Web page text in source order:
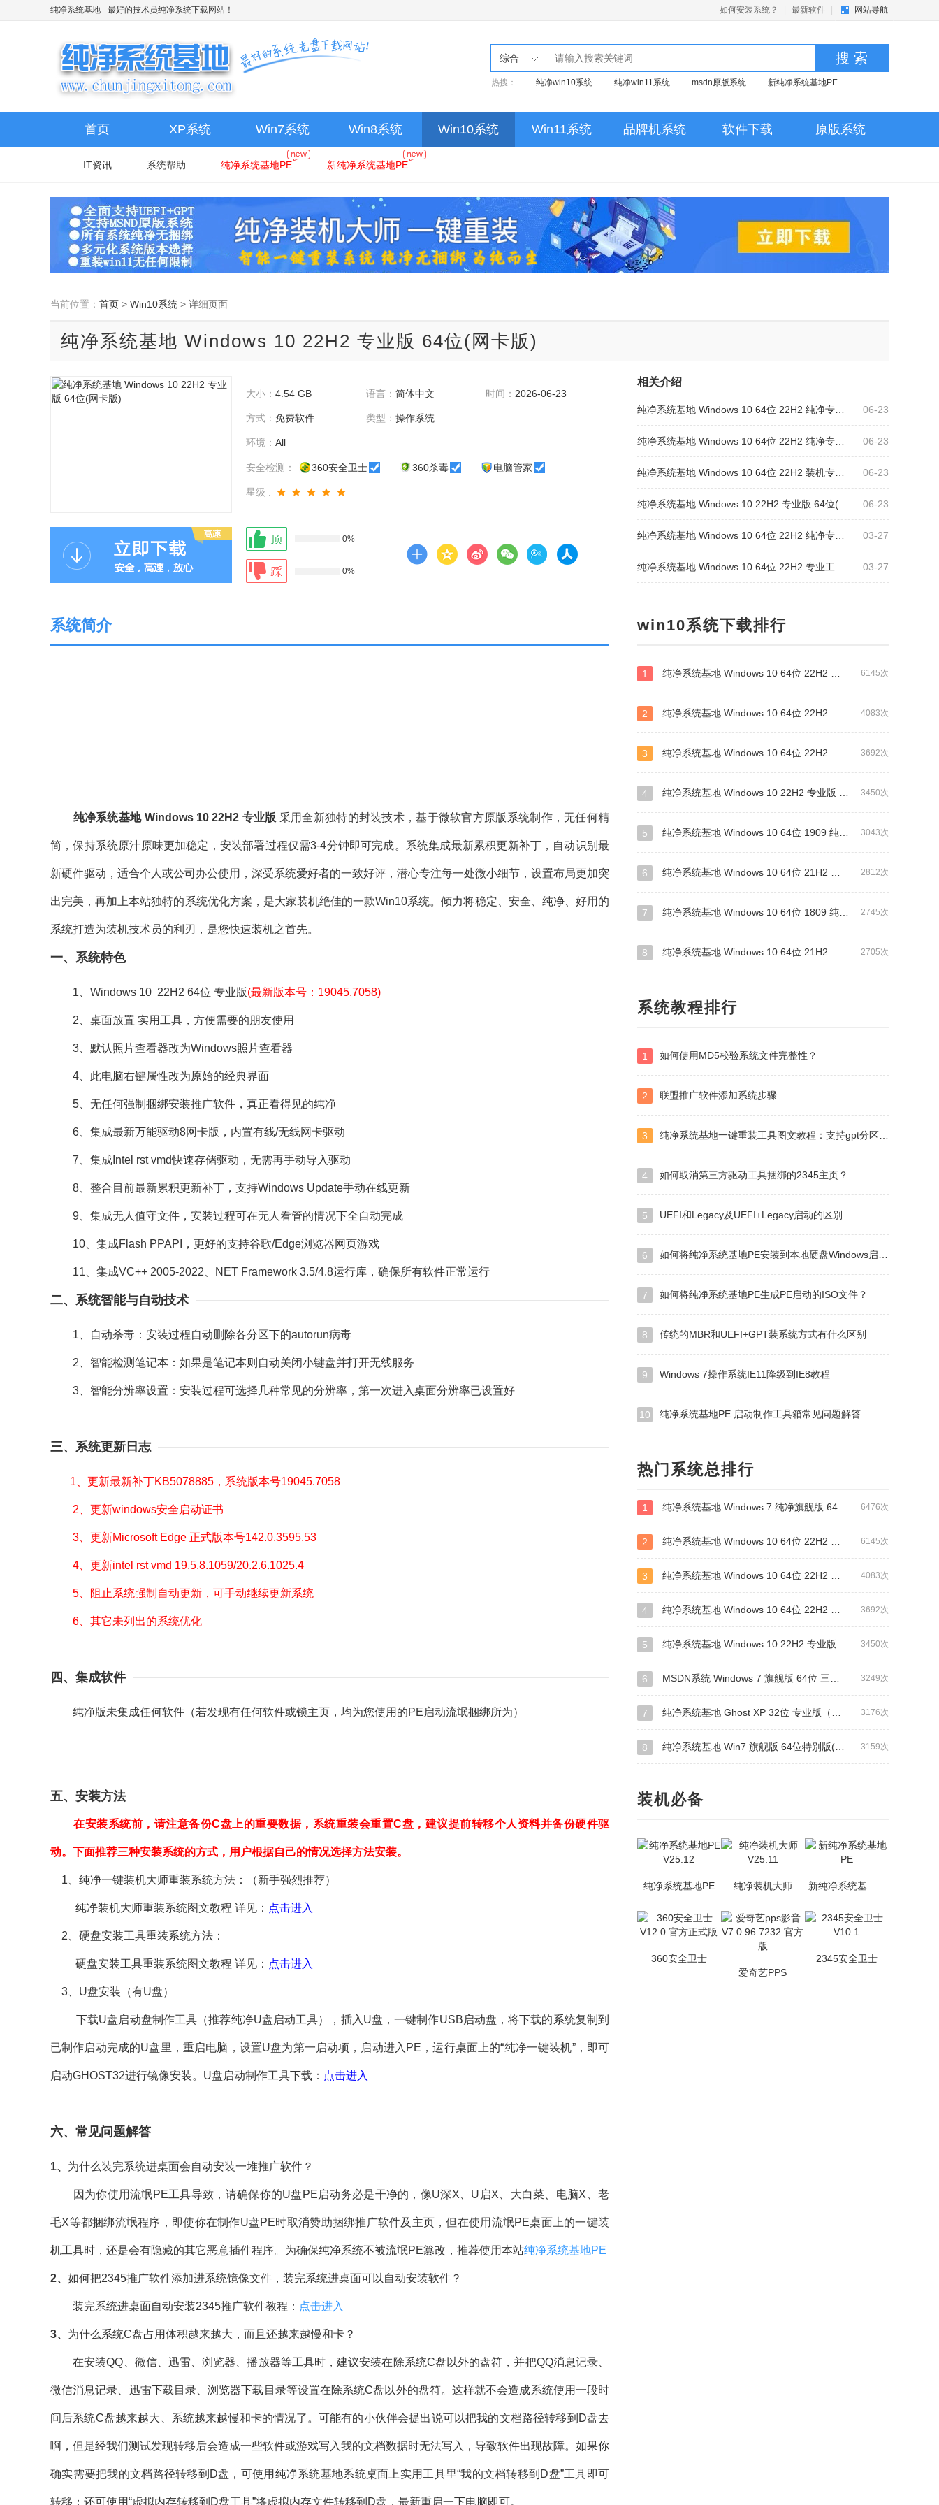
纯净系统基地 - 最好的技术员纯净系统下载网站！ 如何安装系统？ 最新软件 网站导航
综合 搜 索
热搜： 纯净win10系统 纯净win11系统 msdn原版系统 新纯净系统基地PE
首页 XP系统 Win7系统 Win8系统 Win10系统 Win11系统 品牌机系统 软件下载 原版系统
IT资讯 系统帮助 纯净系统基地PE 新纯净系统基地PE
当前位置： 首页 > Win10系统 > 详细页面
纯净系统基地 Windows 10 22H2 专业版 64位(网卡版)
大小： 4.54 GB 语言： 简体中文 时间： 2026-06-23
方式： 免费软件 类型： 操作系统
环境： All
安全检测： 360安全卫士 360杀毒 电脑管家
星级 :
0%
0%
系统简介
纯净系统基地 Windows 10 22H2 专业版 采用全新独特的封装技术，基于微软官方原版系统制作，无任何精
简，保持系统原汁原味更加稳定，安装部署过程仅需3-4分钟即可完成。系统集成最新累积更新补丁，自动识别最
新硬件驱动，适合个人或公司办公使用，深受系统爱好者的一致好评，潜心专注每一处微小细节，设置布局更加突
出完美，再加上本站独特的系统优化方案，是大家装机绝佳的一款Win10系统。倾力将稳定、安全、纯净、好用的
系统打造为装机技术员的利刃，是您快速装机之首先。
一、系统特色
1、Windows 10 22H2 64位 专业版(最新版本号：19045.7058)
2、桌面放置 实用工具，方便需要的朋友使用
3、默认照片查看器改为Windows照片查看器
4、此电脑右键属性改为原始的经典界面
5、无任何强制捆绑安装推广软件，真正看得见的纯净
6、集成最新万能驱动8网卡版，内置有线/无线网卡驱动
7、集成Intel rst vmd快速存储驱动，无需再手动导入驱动
8、整合目前最新累积更新补丁，支持Windows Update手动在线更新
9、集成无人值守文件，安装过程可在无人看管的情况下全自动完成
10、集成Flash PPAPI，更好的支持谷歌/Edge浏览器网页游戏
11、集成VC++ 2005-2022、NET Framework 3.5/4.8运行库，确保所有软件正常运行
二、系统智能与自动技术
1、自动杀毒：安装过程自动删除各分区下的autorun病毒
2、智能检测笔记本：如果是笔记本则自动关闭小键盘并打开无线服务
3、智能分辨率设置：安装过程可选择几种常见的分辨率，第一次进入桌面分辨率已设置好
三、系统更新日志
1、更新最新补丁KB5078885，系统版本号19045.7058
2、更新windows安全启动证书
3、更新Microsoft Edge 正式版本号142.0.3595.53
4、更新intel rst vmd 19.5.8.1059/20.2.6.1025.4
5、阻止系统强制自动更新，可手动继续更新系统
6、其它未列出的系统优化
四、集成软件
纯净版未集成任何软件（若发现有任何软件或锁主页，均为您使用的PE启动流氓捆绑所为）
五、安装方法
在安装系统前，请注意备份C盘上的重要数据，系统重装会重置C盘，建议提前转移个人资料并备份硬件驱
动。下面推荐三种安装系统的方式，用户根据自己的情况选择方法安装。
1、纯净一键装机大师重装系统方法：（新手强烈推荐）
纯净装机大师重装系统图文教程 详见： 点击进入
2、硬盘安装工具重装系统方法：
硬盘安装工具重装系统图文教程 详见： 点击进入
3、U盘安装（有U盘）
下载U盘启动盘制作工具（推荐纯净U盘启动工具），插入U盘，一键制作USB启动盘，将下载的系统复制到
已制作启动完成的U盘里，重启电脑，设置U盘为第一启动项，启动进入PE，运行桌面上的“纯净一键装机”，即可
启动GHOST32进行镜像安装。U盘启动制作工具下载： 点击进入
六、常见问题解答
1、 为什么装完系统进桌面会自动安装一堆推广软件？
因为你使用流氓PE工具导致，请确保你的U盘PE启动务必是干净的，像U深X、U启X、大白菜、电脑X、老
毛X等都捆绑流氓程序，即使你在制作U盘PE时取消赞助捆绑推广软件及主页，但在使用流氓PE桌面上的一键装
机工具时，还是会有隐藏的其它恶意插件程序。为确保纯净系统不被流氓PE篡改，推荐使用本站纯净系统基地PE
2、 如何把2345推广软件添加进系统镜像文件，装完系统进桌面可以自动安装软件？
装完系统进桌面自动安装2345推广软件教程： 点击进入
3、 为什么系统C盘占用体积越来越大，而且还越来越慢和卡？
在安装QQ、微信、迅雷、浏览器、播放器等工具时，建议安装在除系统C盘以外的盘符，并把QQ消息记录、
微信消息记录、迅雷下载目录、浏览器下载目录等设置在除系统C盘以外的盘符。这样就不会造成系统使用一段时
间后系统C盘越来越大、系统越来越慢和卡的情况了。可能有的小伙伴会提出说可以把我的文档路径转移到D盘去
啊，但是经我们测试发现转移后会造成一些软件或游戏写入我的文档数据时无法写入，导致软件出现故障。如果你
确实需要把我的文档路径转移到D盘，可使用纯净系统基地系统桌面上实用工具里“我的文档转移到D盘”工具即可
转移；还可使用“虚拟内存转移到D盘工具”将虚拟内存文件转移到D盘，最新重启一下电脑即可。
相关介绍
06-23
06-23
06-23
06-23
03-27
03-27
win10系统下载排行
6145次
1 纯净系统基地 Windows 10 64位 22H2 纯净专业版（万能驱动版）
4083次
2 纯净系统基地 Windows 10 64位 22H2 纯净专业版（驱动总裁版）
3692次
3 纯净系统基地 Windows 10 64位 22H2 装机专业版（万能驱动版）
3450次
4 纯净系统基地 Windows 10 22H2 专业版 64位(网卡版)
3043次
5 纯净系统基地 Windows 10 64位 1909 纯净专业版（万能驱动版）
2812次
6 纯净系统基地 Windows 10 64位 21H2 纯净企业版LTSC（万能驱动版）
2745次
7 纯净系统基地 Windows 10 64位 1809 纯净企业版LTSC(万能驱动版)
2705次
8 纯净系统基地 Windows 10 64位 21H2 装机企业版LTSC（万能驱动版）
系统教程排行
1 如何使用MD5校验系统文件完整性？
2 联盟推广软件添加系统步骤
3 纯净系统基地一键重装工具图文教程：支持gpt分区安装Win7
4 如何取消第三方驱动工具捆绑的2345主页？
5 UEFI和Legacy及UEFI+Legacy启动的区别
6 如何将纯净系统基地PE安装到本地硬盘Windows启动管理器？
7 如何将纯净系统基地PE生成PE启动的ISO文件？
8 传统的MBR和UEFI+GPT装系统方式有什么区别
9 Windows 7操作系统IE11降级到IE8教程
10 纯净系统基地PE 启动制作工具箱常见问题解答
热门系统总排行
6476次
1 纯净系统基地 Windows 7 纯净旗舰版 64位（万能驱动版）
6145次
2 纯净系统基地 Windows 10 64位 22H2 纯净专业版（万能驱动版）
4083次
3 纯净系统基地 Windows 10 64位 22H2 纯净专业版（驱动总裁版）
3692次
4 纯净系统基地 Windows 10 64位 22H2 装机专业版（万能驱动版）
3450次
5 纯净系统基地 Windows 10 22H2 专业版 64位(网卡版)
3249次
6 MSDN系统 Windows 7 旗舰版 64位 三版合一 原版系统
3176次
7 纯净系统基地 Ghost XP 32位 专业版（装机版）
3159次
8 纯净系统基地 Win7 旗舰版 64位特别版(支持intel&amd最新硬件)
装机必备
纯净系统基地PE 纯净装机大师 新纯净系统基地PE
360安全卫士
爱奇艺PPS
2345安全卫士